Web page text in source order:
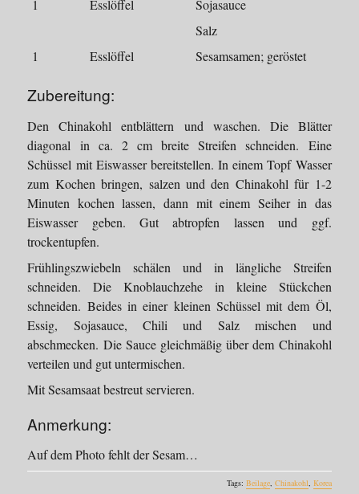
1
Esslöffel
Sojasauce
Salz
1
Esslöffel Sesamsamen; geröstet
Zubereitung:
Den Chinakohl entblättern und waschen. Die Blätter
diagonal in ca. 2 cm breite Streifen schneiden. Eine
Schüssel mit Eiswasser bereitstellen. In einem Topf Wasser
zum Kochen bringen, salzen und den Chinakohl für 1-2
Minuten kochen lassen, dann mit einem Seiher in das
Eiswasser geben. Gut abtropfen lassen und ggf.
trockentupfen.
Frühlingszwiebeln schälen und in längliche Streifen
schneiden. Die Knoblauchzehe in kleine Stückchen
schneiden. Beides in einer kleinen Schüssel mit dem Öl,
Essig, Sojasauce, Chili und Salz mischen und
abschmecken. Die Sauce gleichmäßig über dem Chinakohl
verteilen und gut untermischen.
Mit Sesamsaat bestreut servieren.
Anmerkung:
Auf dem Photo fehlt der Sesam…
Tags: Beilage, Chinakohl, Korea